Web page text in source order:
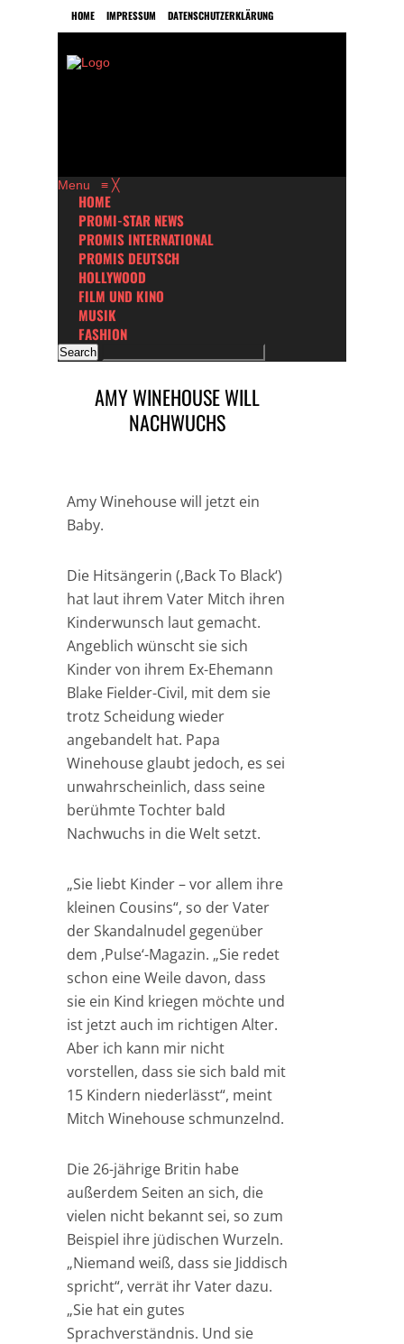
HOME IMPRESSUM DATENSCHUTZERKLÄRUNG
Menu ≡ ╳
HOME
PROMI-STAR NEWS
PROMIS INTERNATIONAL
PROMIS DEUTSCH
HOLLYWOOD
FILM UND KINO
MUSIK
FASHION
AMY WINEHOUSE WILL
NACHWUCHS
Amy Winehouse will jetzt ein
Baby.
Die Hitsängerin (‚Back To Black‘)
hat laut ihrem Vater Mitch ihren
Kinderwunsch laut gemacht.
Angeblich wünscht sie sich
Kinder von ihrem Ex-Ehemann
Blake Fielder-Civil, mit dem sie
trotz Scheidung wieder
angebandelt hat. Papa
Winehouse glaubt jedoch, es sei
unwahrscheinlich, dass seine
berühmte Tochter bald
Nachwuchs in die Welt setzt.
„Sie liebt Kinder – vor allem ihre
kleinen Cousins“, so der Vater
der Skandalnudel gegenüber
dem ‚Pulse‘-Magazin. „Sie redet
schon eine Weile davon, dass
sie ein Kind kriegen möchte und
ist jetzt auch im richtigen Alter.
Aber ich kann mir nicht
vorstellen, dass sie sich bald mit
15 Kindern niederlässt“, meint
Mitch Winehouse schmunzelnd.
Die 26-jährige Britin habe
außerdem Seiten an sich, die
vielen nicht bekannt sei, so zum
Beispiel ihre jüdischen Wurzeln.
„Niemand weiß, dass sie Jiddisch
spricht“, verrät ihr Vater dazu.
„Sie hat ein gutes
Sprachverständnis. Und sie